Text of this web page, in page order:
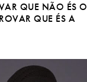
QUE NÃO ÉS O
QUE ÉS A